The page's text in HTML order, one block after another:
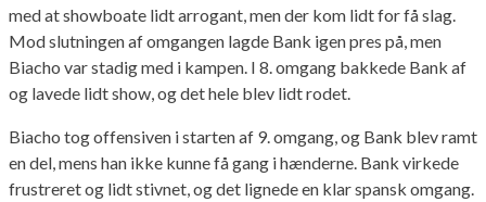
med at showboate lidt arrogant, men der kom lidt for få slag.
Mod slutningen af omgangen lagde Bank igen pres på, men
Biacho var stadig med i kampen. I 8. omgang bakkede Bank af
og lavede lidt show, og det hele blev lidt rodet.
Biacho tog offensiven i starten af 9. omgang, og Bank blev ramt
en del, mens han ikke kunne få gang i hænderne. Bank virkede
frustreret og lidt stivnet, og det lignede en klar spansk omgang.